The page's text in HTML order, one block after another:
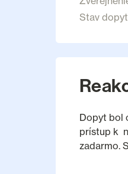
Stav
Dopyt bol
prístup k
zadarmo.